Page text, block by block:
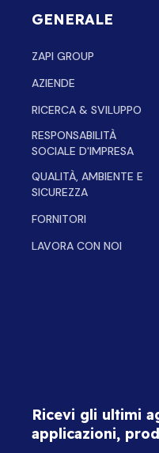
GENERALE
ZAPI GROUP
AZIENDE
RICERCA & SVILUPPO
RESPONSABILITÀ
SOCIALE D'IMPRESA
QUALITÀ, AMBIENTE E
SICUREZZA
FORNITORI
LAVORA CON NOI
Ricevi gli ultimi
applicazioni,